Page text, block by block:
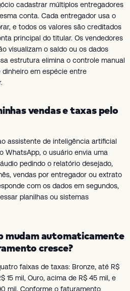
cadastrar múltiplos entregadores
conta. Cada entregador usa o
e todos os valores são creditados
principal do titular. Os vendedores
visualizam o saldo ou os dados
estrutura elimina o controle manual
em espécie entre
vendas e taxas pelo
assistente de inteligência artificial
WhatsApp, o usuário envia uma
pedindo o relatório desejado,
vendas por entregador ou extrato
com os dados em segundos,
planilhas ou sistemas
mudam automaticamente
cresce?
faixas de taxas: Bronze, até R$
15 mil, Ouro, acima de R$ 45 mil, e
mil. Conforme o faturamento